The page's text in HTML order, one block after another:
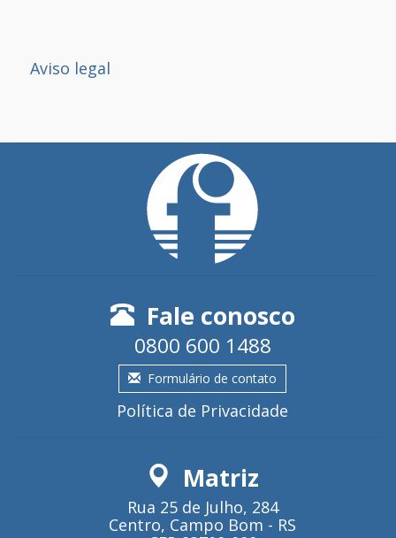
Aviso legal
Fale conosco
0800 600 1488
Formulário de contato
Política de Privacidade
Matriz
Rua 25 de Julho, 284
Centro, Campo Bom - RS